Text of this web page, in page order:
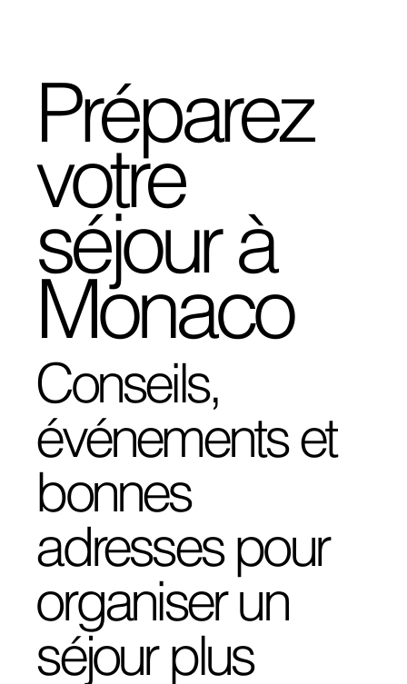
Préparez
votre
séjour à
Monaco
Conseils,
événements et
bonnes
adresses pour
organiser un
séjour plus